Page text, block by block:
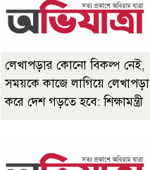
লেখাপড়ার কোনো বিকল্প নেই,
সময়কে কাজে লাগিয়ে লেখাপড়া
করে দেশ গড়তে হবে: শিক্ষামন্ত্রী